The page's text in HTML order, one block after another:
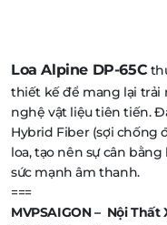
Loa Alpine DP-65C
thiết kế để mang lại trải
nghệ vật liệu tiên tiến.
Hybrid Fiber (sợi chống
loa, tạo nên sự cân
sức mạnh âm thanh.
===
MVPSAIGON – Nội Thất